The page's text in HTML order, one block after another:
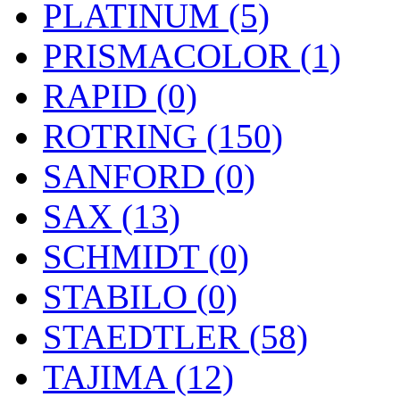
PLATINUM (5)
PRISMACOLOR (1)
RAPID (0)
ROTRING (150)
SANFORD (0)
SAX (13)
SCHMIDT (0)
STABILO (0)
STAEDTLER (58)
TAJIMA (12)